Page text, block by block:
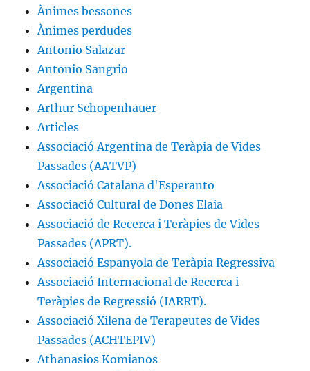
Ànimes bessones
Ànimes perdudes
Antonio Salazar
Antonio Sangrio
Argentina
Arthur Schopenhauer
Articles
Associació Argentina de Teràpia de Vides
Passades (AATVP)
Associació Catalana d'Esperanto
Associació Cultural de Dones Elaia
Associació de Recerca i Teràpies de Vides
Passades (APRT).
Associació Espanyola de Teràpia Regressiva
Associació Internacional de Recerca i
Teràpies de Regressió (IARRT).
Associació Xilena de Terapeutes de Vides
Passades (ACHTEPIV)
Athanasios Komianos